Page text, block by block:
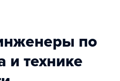
по
и технике